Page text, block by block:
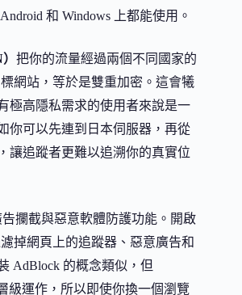
和 Windows 上都能使用。
把你的流量經過兩個不同國家的
網站，等於是雙重加密。這會犧
極高隱私需求的使用者來說是一
你可以先連到日本伺服器，再從
讓追蹤者更難以追溯你的真實位
攔截與惡意軟體防護功能。開啟
掉網頁上的追蹤器、惡意廣告和
AdBlock 的概念類似，但
級運作，所以即使你換一個瀏覽